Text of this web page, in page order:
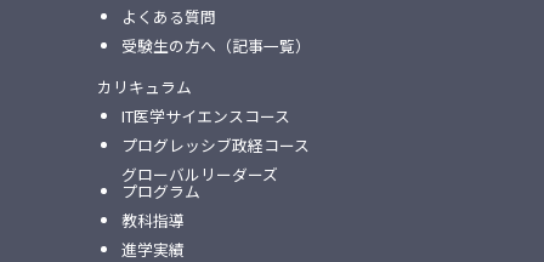
よくある質問
受験生の方へ（記事一覧）
カリキュラム
IT医学サイエンスコース
プログレッシブ政経コース
グローバルリーダーズ
プログラム
教科指導
進学実績